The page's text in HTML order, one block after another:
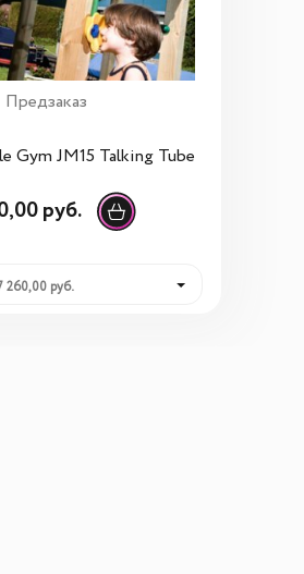
Предзаказ
Gym JM15 Talking Tube
руб.
260,00 руб.